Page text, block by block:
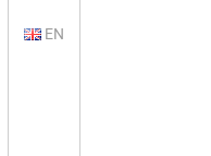
EN